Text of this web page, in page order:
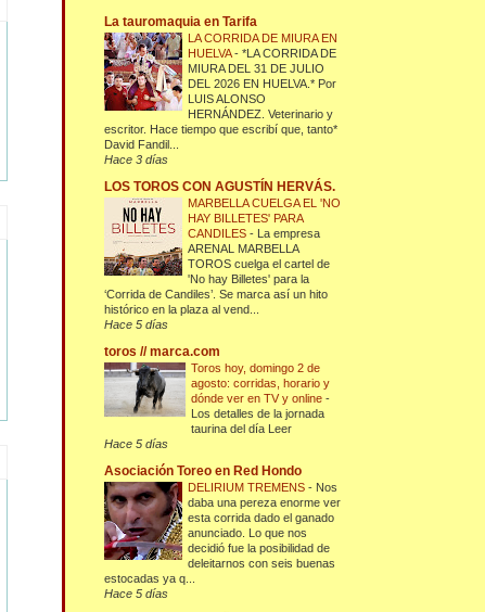
La tauromaquia en Tarifa
LA CORRIDA DE MIURA EN
HUELVA-*LA CORRIDA DE
MIURA DEL 31 DE JULIO
DEL 2026 EN HUELVA.* Por
LUIS ALONSO
HERNÁNDEZ. Veterinario y
escritor. Hace tiempo que escribí que, tanto*
David Fandil...
Hace 3 días
LOS TOROS CON AGUSTÍN HERVÁS.
MARBELLA CUELGA EL 'NO
HAY BILLETES' PARA
CANDILES- La empresa
ARENAL MARBELLA
TOROS cuelga el cartel de
'No hay Billetes' para la
‘Corrida de Candiles’. Se marca así un hito
histórico en la plaza al vend...
Hace 5 días
toros // marca.com
Toros hoy, domingo 2 de
agosto: corridas, horario y
dónde ver en TV y online-
Los detalles de la jornada
taurina del día Leer
Hace 5 días
Asociación Toreo en Red Hondo
DELIRIUM TREMENS- Nos
daba una pereza enorme ver
esta corrida dado el ganado
anunciado. Lo que nos
decidió fue la posibilidad de
deleitarnos con seis buenas
estocadas ya q...
Hace 5 días